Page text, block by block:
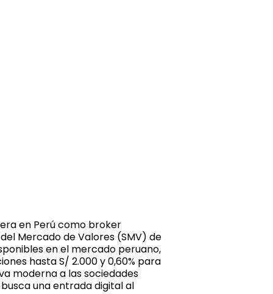
en Perú como broker
Mercado de Valores (SMV) de
en el mercado peruano,
hasta S/ 2.000 y 0,60% para
moderna a las sociedades
una entrada digital al